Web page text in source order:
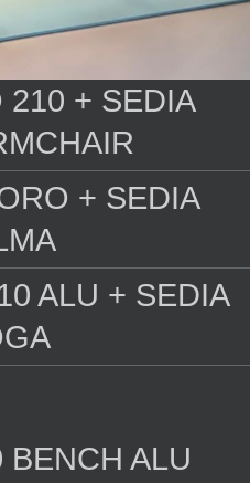
210 + SEDIA
+ SEDIA
ALU + SEDIA
BENCH ALU